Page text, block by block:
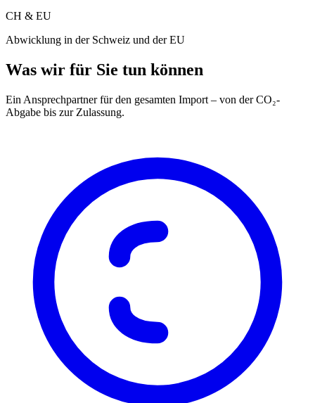
CH & EU
Abwicklung in der Schweiz und der EU
Was wir für Sie tun können
Ein Ansprechpartner für den gesamten Import – von der CO₂-
Abgabe bis zur Zulassung.